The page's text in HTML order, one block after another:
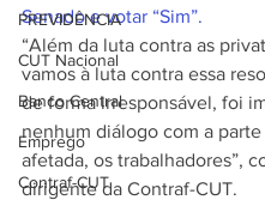
PREVIDÊNCIA
CUT Nacional
Banco Central
Emprego
Contraf-CUT
Senado e votar “Sim”.
“Além da luta contra as
vamos à luta contra essa
de forma irresponsável, foi
nenhum diálogo com a parte
afetada, os trabalhadores”,
dirigente da Contraf-CUT.